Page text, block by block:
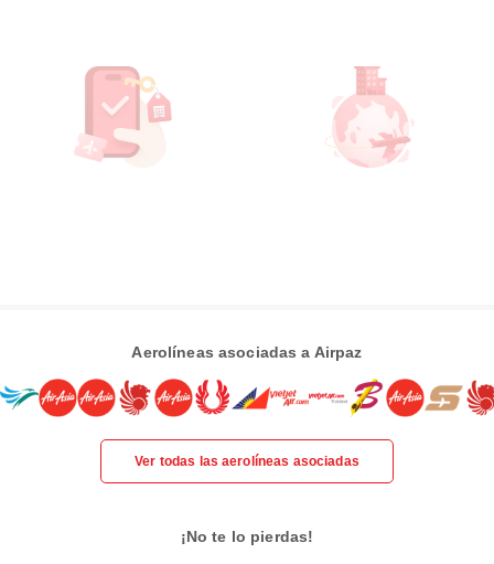
Aerolíneas asociadas a Airpaz
Ver todas las aerolíneas asociadas
¡No te lo pierdas!